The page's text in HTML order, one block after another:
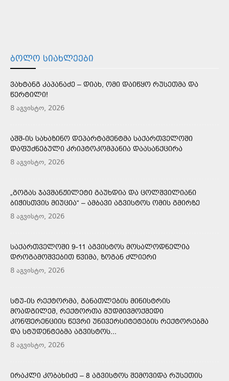
ᲑᲝᲚᲝ ᲡᲘᲐᲮᲚᲔᲔᲑᲘ
ᲕᲐᲮᲢᲐᲜᲒ ᲙᲐᲞᲐᲜᲐᲫᲔ – ᲓᲘᲐᲮ, ᲝᲛᲘ ᲓᲐᲘᲬᲧᲝ ᲠᲣᲡᲔᲗᲛᲐ ᲓᲐ
ᲬᲔᲠᲢᲘᲚᲘ!
8 აგვისტო, 2026
ᲐᲨᲨ-ᲘᲡ ᲡᲐᲮᲐᲖᲘᲜᲝ ᲓᲔᲞᲐᲠᲢᲐᲛᲔᲜᲢᲛᲐ ᲡᲐᲥᲐᲠᲗᲕᲔᲚᲝᲨᲘ
ᲓᲐᲤᲣᲫᲜᲔᲑᲣᲚᲘ ᲙᲠᲘᲞᲢᲝᲙᲝᲛᲞᲐᲜᲘᲐ ᲓᲐᲐᲡᲐᲜᲥᲪᲘᲠᲐ
8 აგვისტო, 2026
„ᲒᲝᲒᲐᲡ ᲯᲐᲕᲨᲐᲜᲟᲘᲚᲔᲢᲘ ᲒᲐᲣᲮᲓᲘᲐ ᲓᲐ ᲪᲝᲚᲨᲕᲘᲚᲘᲐᲜᲘ
ᲑᲘᲭᲘᲡᲗᲕᲘᲡ ᲛᲘᲣᲪᲘᲐ“ – ᲐᲛᲑᲐᲕᲘ ᲐᲒᲕᲘᲡᲢᲝᲡ ᲝᲛᲘᲡ ᲒᲛᲘᲠᲖᲔ
8 აგვისტო, 2026
ᲡᲐᲥᲐᲠᲗᲕᲔᲚᲝᲨᲘ 9-11 ᲐᲒᲕᲘᲡᲢᲝᲡ ᲛᲝᲡᲐᲚᲝᲓᲜᲔᲚᲘᲐ
ᲓᲠᲝᲒᲐᲛᲝᲨᲕᲔᲑᲘᲗ ᲬᲕᲘᲛᲐ, ᲖᲝᲒᲐᲜ ᲫᲚᲘᲔᲠᲘ
8 აგვისტო, 2026
ᲡᲢᲣ-ᲘᲡ ᲠᲔᲥᲢᲝᲠᲛᲐ, ᲒᲐᲜᲐᲗᲚᲔᲑᲘᲡ ᲛᲘᲜᲘᲡᲢᲠᲘᲡ
ᲛᲝᲐᲓᲒᲘᲚᲔᲛ, ᲠᲔᲥᲢᲝᲠᲗᲐ ᲛᲣᲓᲛᲘᲕᲛᲝᲥᲛᲔᲓᲘ
ᲙᲝᲜᲤᲔᲠᲔᲜᲪᲘᲘᲡ ᲬᲔᲕᲠᲘ ᲣᲜᲘᲕᲔᲠᲡᲘᲢᲔᲢᲔᲑᲘᲡ ᲠᲔᲥᲢᲝᲠᲔᲑᲛᲐ
ᲓᲐ ᲡᲢᲣᲓᲔᲜᲢᲔᲑᲛᲐ ᲐᲒᲕᲘᲡᲢᲝᲡ...
8 აგვისტო, 2026
ᲘᲠᲐᲙᲚᲘ ᲙᲝᲑᲐᲮᲘᲫᲔ – 8 ᲐᲒᲕᲘᲡᲢᲝᲡ ᲨᲔᲛᲝᲕᲘᲓᲐ ᲠᲣᲡᲔᲗᲘᲡ